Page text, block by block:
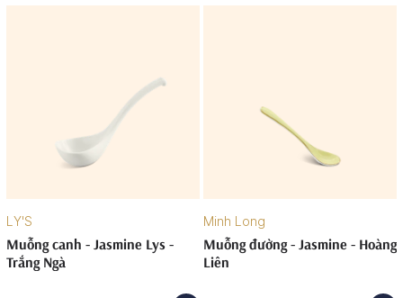
LY'S
Muỗng canh - Jasmine Lys -
Trắng Ngà
Minh Long
Muỗng đường - Jasmine - Hoàng
Liên